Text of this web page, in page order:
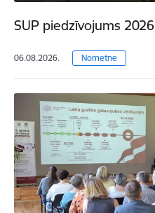
SUP piedzīvojums 2026
06.08.2026. Nometne